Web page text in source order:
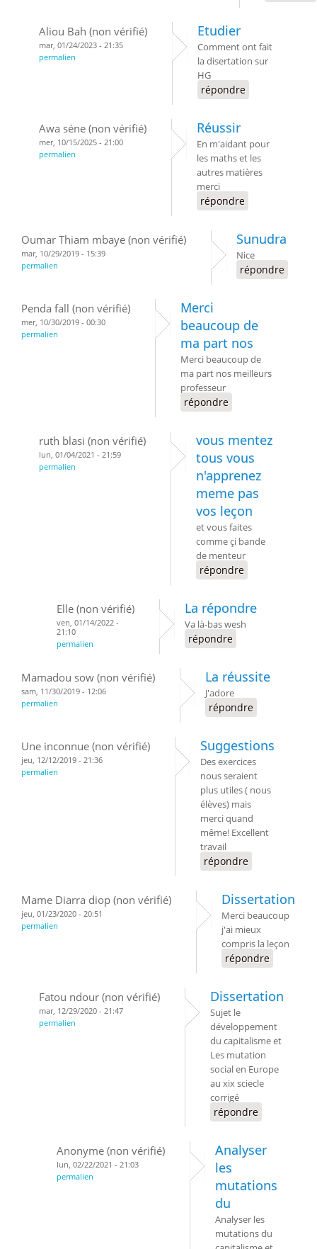
Aliou Bah (non vérifié)
mar, 01/24/2023 - 21:35
permalien
Etudier
Comment ont fait
la disertation sur
HG
répondre
Awa séne (non vérifié)
mer, 10/15/2025 - 21:00
permalien
Réussir
En m'aidant pour
les maths et les
autres matières
merci
répondre
Oumar Thiam mbaye (non vérifié)
mar, 10/29/2019 - 15:39
permalien
Sunudra
Nice
répondre
Penda fall (non vérifié)
mer, 10/30/2019 - 00:30
permalien
Merci
beaucoup de
ma part nos
Merci beaucoup de
ma part nos meilleurs
professeur
répondre
ruth blasi (non vérifié)
lun, 01/04/2021 - 21:59
permalien
vous mentez
tous vous
n'apprenez
meme pas
vos leçon
et vous faites
comme çi bande
de menteur
répondre
Elle (non vérifié)
ven, 01/14/2022 -
21:10
permalien
La répondre
Va là-bas wesh
répondre
Mamadou sow (non vérifié)
sam, 11/30/2019 - 12:06
permalien
La réussite
J'adore
répondre
Une inconnue (non vérifié)
jeu, 12/12/2019 - 21:36
permalien
Suggestions
Des exercices
nous seraient
plus utiles ( nous
élèves) mais
merci quand
même! Excellent
travail
répondre
Mame Diarra diop (non vérifié)
jeu, 01/23/2020 - 20:51
permalien
Dissertation
Merci beaucoup
j'ai mieux
compris la leçon
répondre
Fatou ndour (non vérifié)
mar, 12/29/2020 - 21:47
permalien
Dissertation
Sujet le
développement
du capitalisme et
Les mutation
social en Europe
au xix sciecle
corrigé
répondre
Anonyme (non vérifié)
lun, 02/22/2021 - 21:03
permalien
Analyser
les
mutations
du
Analyser les
mutations du